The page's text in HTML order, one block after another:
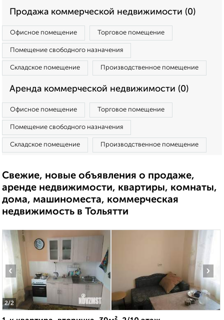
Продажа коммерческой недвижимости (0)
Офисное помещение Торговое помещение
Помещение свободного назначения
Складское помещение Производственное помещение
Аренда коммерческой недвижимости (0)
Офисное помещение Торговое помещение
Помещение свободного назначения
Складское помещение Производственное помещение
Свежие, новые объявления о продаже,
аренде недвижимости, квартиры, комнаты,
дома, машиноместа, коммерческая
недвижимость в Тольятти
2/2
‹ ›